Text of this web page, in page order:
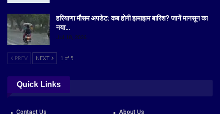
हरियाणा मौसम अपडेट: कब होगी झमाझम बारिश? जानें मानसून का
नया…
Jul 18, 2026
PREV NEXT 1 of 5
Quick Links
Contact Us About Us